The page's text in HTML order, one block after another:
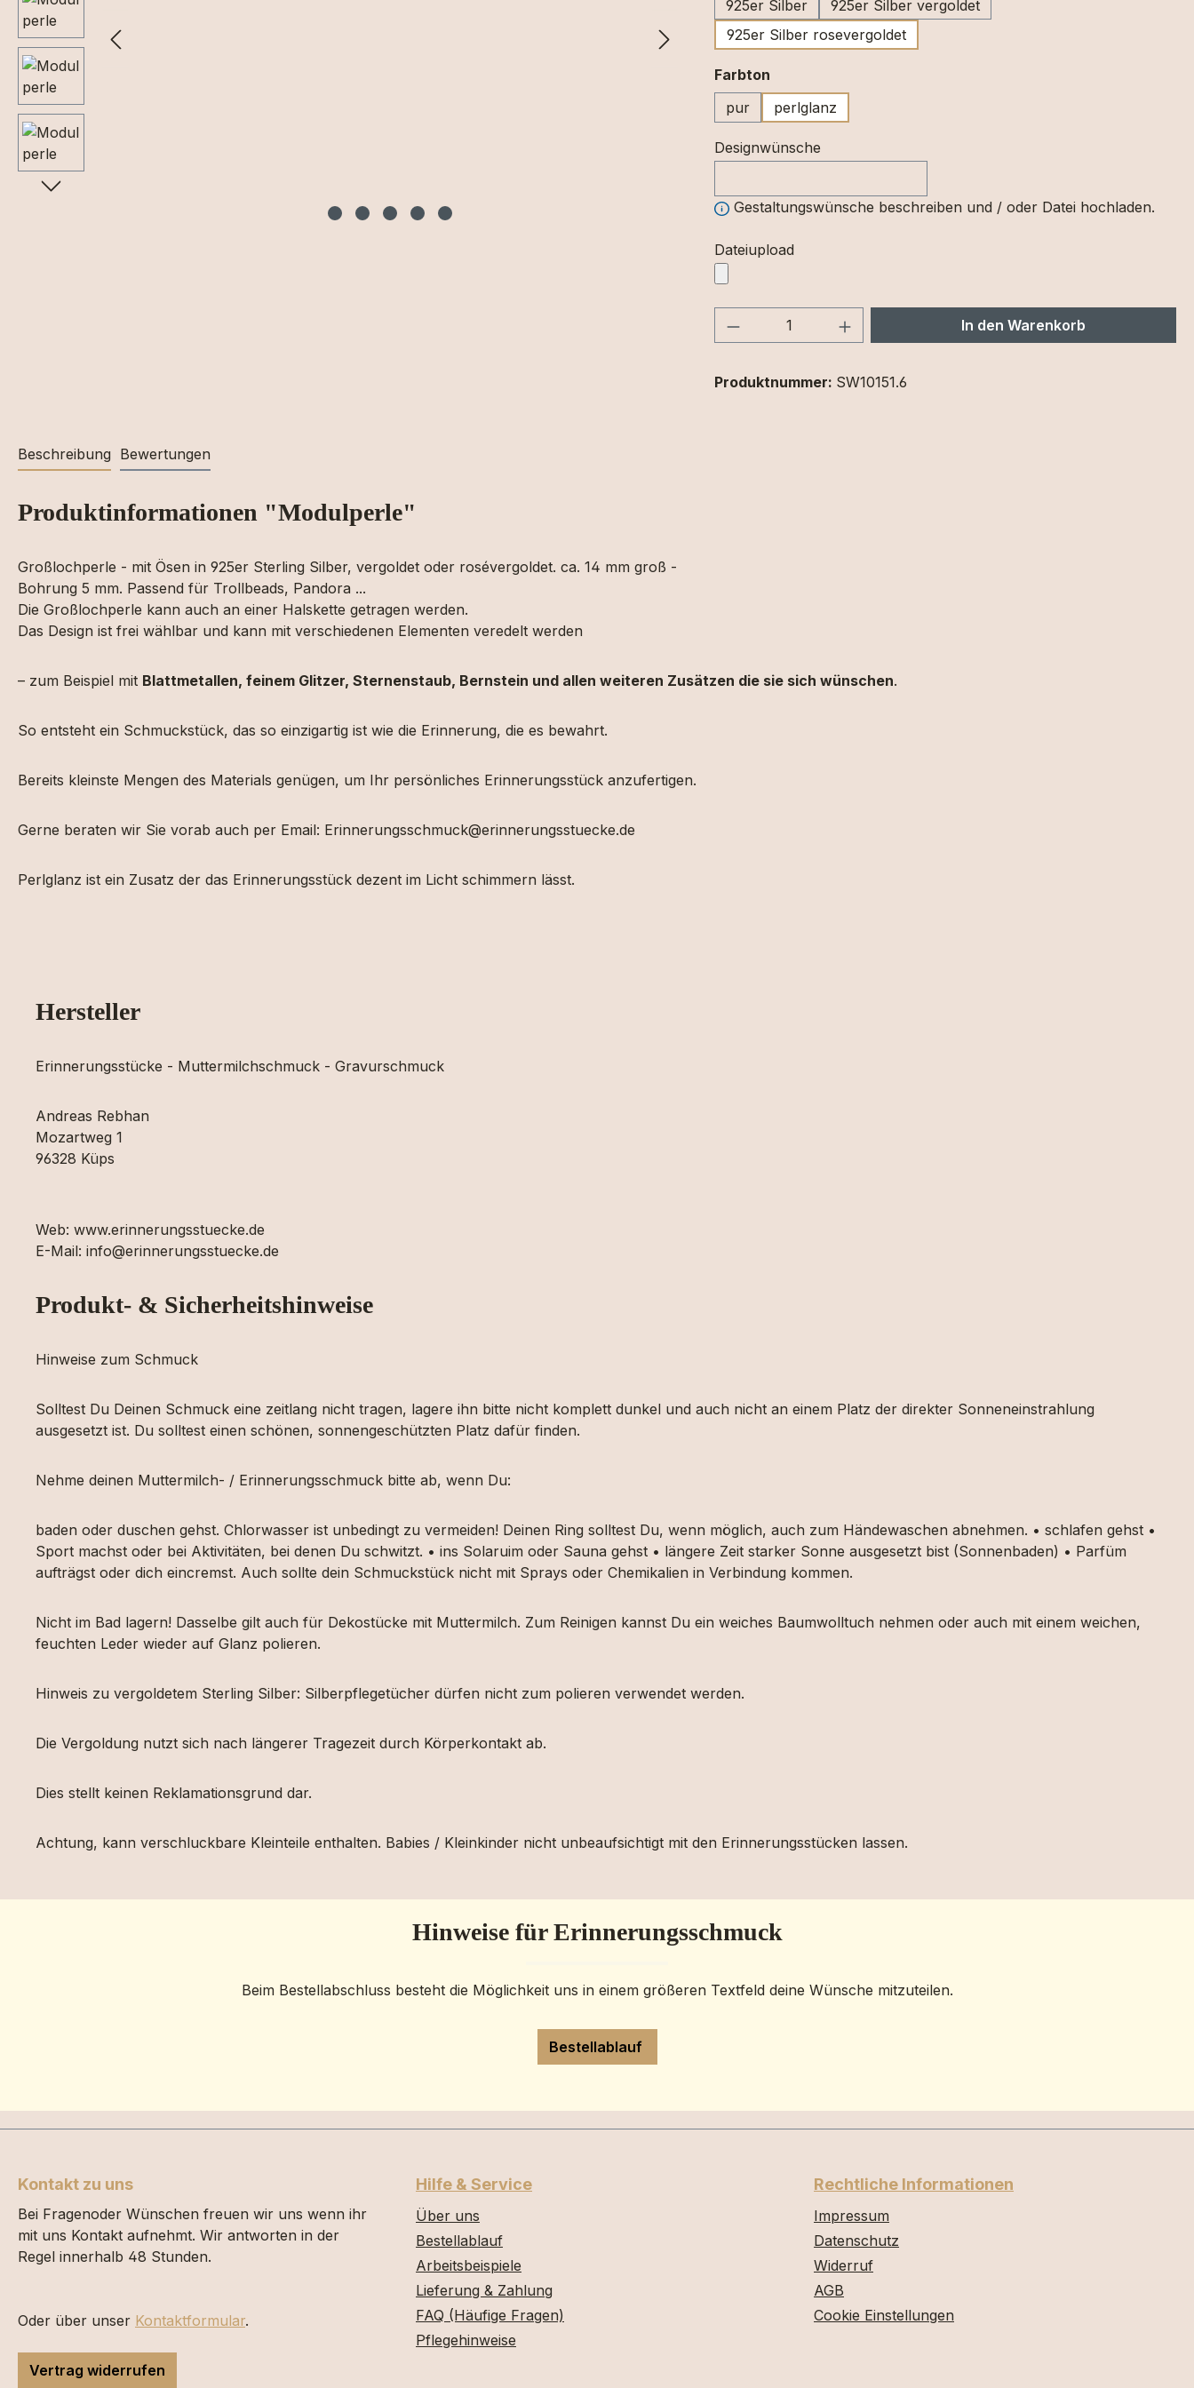
925er Silber
925er Silber vergoldet
925er Silber rosevergoldet
Farbton
pur
perlglanz
Designwünsche
Gestaltungswünsche beschreiben und / oder Datei hochladen.
Dateiupload
Produkt Anzahl: Gib den gewünschten Wert
In den Warenkorb
Produktnummer: SW10151.6
Beschreibung Bewertungen
Produktinformationen "Modulperle"
Großlochperle - mit Ösen in 925er Sterling Silber, vergoldet oder rosévergoldet. ca. 14 mm groß -
Bohrung 5 mm. Passend für Trollbeads, Pandora ...
Die Großlochperle kann auch an einer Halskette getragen werden.
Das Design ist frei wählbar und kann mit verschiedenen Elementen veredelt werden
– zum Beispiel mit Blattmetallen, feinem Glitzer, Sternenstaub, Bernstein und allen weiteren Zusätzen die sie sich wünschen.
So entsteht ein Schmuckstück, das so einzigartig ist wie die Erinnerung, die es bewahrt.
Bereits kleinste Mengen des Materials genügen, um Ihr persönliches Erinnerungsstück anzufertigen.
Gerne beraten wir Sie vorab auch per Email: Erinnerungsschmuck@erinnerungsstuecke.de
Perlglanz ist ein Zusatz der das Erinnerungsstück dezent im Licht schimmern lässt.
Hersteller
Erinnerungsstücke - Muttermilchschmuck - Gravurschmuck
Andreas Rebhan
Mozartweg 1
96328 Küps
Web: www.erinnerungsstuecke.de
E-Mail: info@erinnerungsstuecke.de
Produkt- & Sicherheitshinweise
Hinweise zum Schmuck
Solltest Du Deinen Schmuck eine zeitlang nicht tragen, lagere ihn bitte nicht komplett dunkel und auch nicht an einem Platz der direkter Sonneneinstrahlung
ausgesetzt ist. Du solltest einen schönen, sonnengeschützten Platz dafür finden.
Nehme deinen Muttermilch- / Erinnerungsschmuck bitte ab, wenn Du:
baden oder duschen gehst. Chlorwasser ist unbedingt zu vermeiden! Deinen Ring solltest Du, wenn möglich, auch zum Händewaschen abnehmen. • schlafen gehst •
Sport machst oder bei Aktivitäten, bei denen Du schwitzt. • ins Solaruim oder Sauna gehst • längere Zeit starker Sonne ausgesetzt bist (Sonnenbaden) • Parfüm
aufträgst oder dich eincremst. Auch sollte dein Schmuckstück nicht mit Sprays oder Chemikalien in Verbindung kommen.
Nicht im Bad lagern! Dasselbe gilt auch für Dekostücke mit Muttermilch. Zum Reinigen kannst Du ein weiches Baumwolltuch nehmen oder auch mit einem weichen,
feuchten Leder wieder auf Glanz polieren.
Hinweis zu vergoldetem Sterling Silber: Silberpflegetücher dürfen nicht zum polieren verwendet werden.
Die Vergoldung nutzt sich nach längerer Tragezeit durch Körperkontakt ab.
Dies stellt keinen Reklamationsgrund dar.
Achtung, kann verschluckbare Kleinteile enthalten. Babies / Kleinkinder nicht unbeaufsichtigt mit den Erinnerungsstücken lassen.
Hinweise für Erinnerungsschmuck
Beim Bestellabschluss besteht die Möglichkeit uns in einem größeren Textfeld deine Wünsche mitzuteilen.
Bestellablauf
Kontakt zu uns
Bei Fragenoder Wünschen freuen wir uns wenn ihr
mit uns Kontakt aufnehmt. Wir antworten in der
Regel innerhalb 48 Stunden.
Oder über unser Kontaktformular.
Vertrag widerrufen
Hilfe & Service
Über uns
Bestellablauf
Arbeitsbeispiele
Lieferung & Zahlung
FAQ (Häufige Fragen)
Pflegehinweise
Rechtliche Informationen
Impressum
Datenschutz
Widerruf
AGB
Cookie Einstellungen